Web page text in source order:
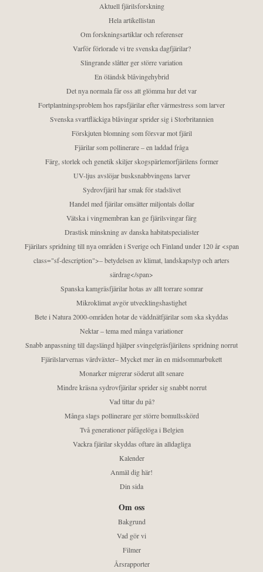
Aktuell fjärilsforskning
Hela artikellistan
Om forskningsartiklar och referenser
Varför förlorade vi tre svenska dagfjärilar?
Slingrande slåtter ger större variation
En öländsk blåvingehybrid
Det nya normala får oss att glömma hur det var
Fortplantningsproblem hos rapsfjärilar efter värmestress som larver
Svenska svartfläckiga blåvingar sprider sig i Storbritannien
Förskjuten blomning som försvar mot fjäril
Fjärilar som pollinerare – en laddad fråga
Färg, storlek och genetik skiljer skogspärlemorfjärilens former
UV-ljus avslöjar busksnabbvingens larver
Sydrovfjäril har smak för stadslivet
Handel med fjärilar omsätter miljontals dollar
Vätska i vingmembran kan ge fjärilsvingar färg
Drastisk minskning av danska habitatspecialister
Fjärilars spridning till nya områden i Sverige och Finland under 120 år <span
class="sf-description">– betydelsen av klimat, landskapstyp och arters
särdrag</span>
Spanska kamgräsfjärilar hotas av allt torrare somrar
Mikroklimat avgör utvecklingshastighet
Bete i Natura 2000-områden hotar de väddnätfjärilar som ska skyddas
Nektar – tema med många variationer
Snabb anpassning till dagslängd hjälper svingelgräsfjärilens spridning norrut
Fjärilslarvernas värdväxter– Mycket mer än en midsommarbukett
Monarker migrerar söderut allt senare
Mindre kräsna sydrovfjärilar sprider sig snabbt norrut
Vad tittar du på?
Många slags pollinerare ger större bomullsskörd
Två generationer påfågelöga i Belgien
Vackra fjärilar skyddas oftare än alldagliga
Kalender
Anmäl dig här!
Din sida
Om oss
Bakgrund
Vad gör vi
Filmer
Årsrapporter